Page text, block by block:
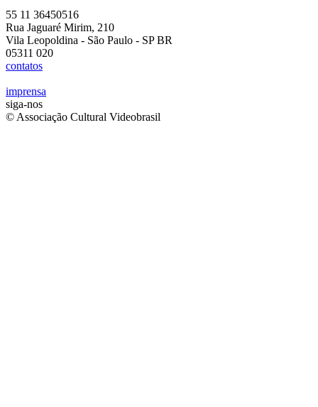
55 11 36450516
Rua Jaguaré Mirim, 210
Vila Leopoldina - São Paulo - SP BR
05311 020
contatos
imprensa
siga-nos
© Associação Cultural Videobrasil